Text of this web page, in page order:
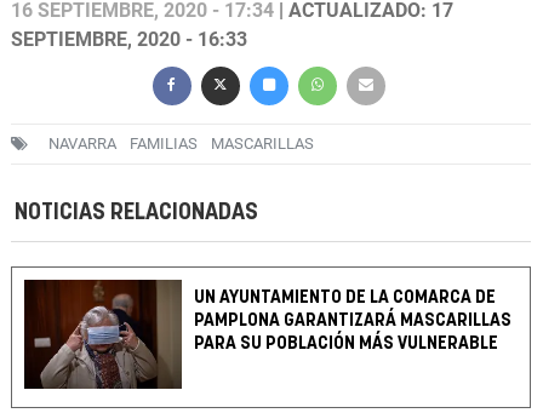
16 SEPTIEMBRE, 2020 - 17:34 | ACTUALIZADO: 17
SEPTIEMBRE, 2020 - 16:33
NAVARRA FAMILIAS MASCARILLAS
NOTICIAS RELACIONADAS
UN AYUNTAMIENTO DE LA COMARCA DE
PAMPLONA GARANTIZARÁ MASCARILLAS
PARA SU POBLACIÓN MÁS VULNERABLE